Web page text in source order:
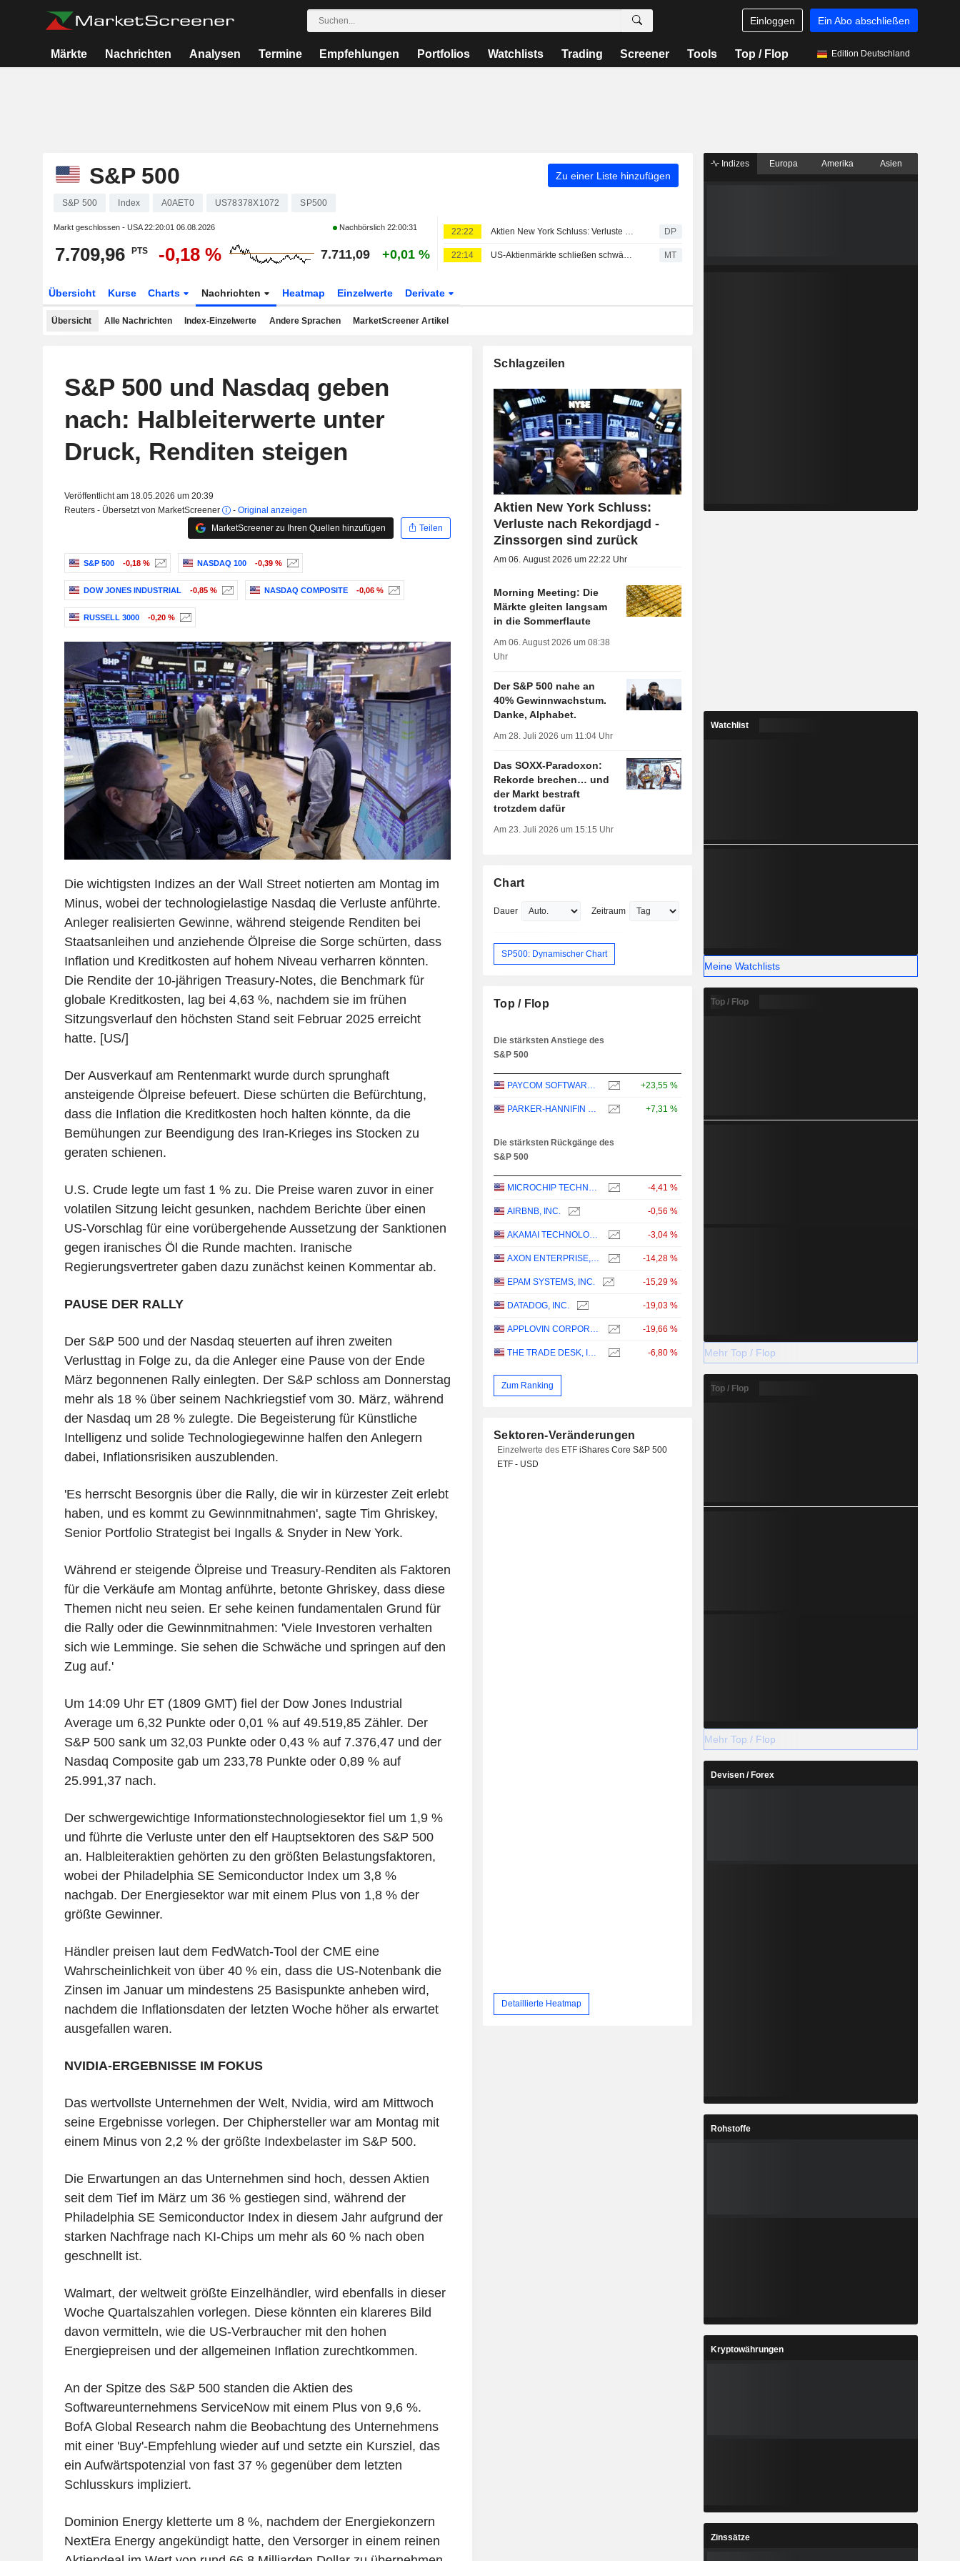
Einloggen Ein Abo abschließen
Märkte Nachrichten Analysen Termine Empfehlungen Portfolios Watchlists Trading Screener Tools Top / Flop Edition Deutschland
S&P 500 Zu einer Liste hinzufügen
S&P 500 Index A0AET0 US78378X1072 SP500
Markt geschlossen - USA22:20:01 06.08.2026 Nachbörslich22:00:31
7.709,96 PTS -0,18 % 7.711,09 +0,01 %
22:22 Aktien New York Schluss: Verluste nach Rekordjagd - Zinssorgen sind zurück DP
22:14 US-Aktienmärkte schließen schwächer, nachdem Rohölpreise und Renditen von Staatsanleihen erneut steigen MT
Übersicht Kurse Charts Nachrichten Heatmap Einzelwerte Derivate
Übersicht Alle Nachrichten Index-Einzelwerte Andere Sprachen MarketScreener Artikel
S&P 500 und Nasdaq geben
nach: Halbleiterwerte unter
Druck, Renditen steigen
Veröffentlicht am 18.05.2026 um 20:39
Reuters - Übersetzt von MarketScreener
- Original anzeigen
MarketScreener zu Ihren Quellen hinzufügen
Teilen
S&P 500 -0,18 % NASDAQ 100 -0,39 %
DOW JONES INDUSTRIAL -0,85 % NASDAQ COMPOSITE -0,06 %
RUSSELL 3000 -0,20 %
Die wichtigsten Indizes an der Wall Street notierten am Montag im
Minus, wobei der technologielastige Nasdaq die Verluste anführte.
Anleger realisierten Gewinne, während steigende Renditen bei
Staatsanleihen und anziehende Ölpreise die Sorge schürten, dass
Inflation und Kreditkosten auf hohem Niveau verharren könnten.
Die Rendite der 10-jährigen Treasury-Notes, die Benchmark für
globale Kreditkosten, lag bei 4,63 %, nachdem sie im frühen
Sitzungsverlauf den höchsten Stand seit Februar 2025 erreicht
hatte. [US/]
Der Ausverkauf am Rentenmarkt wurde durch sprunghaft
ansteigende Ölpreise befeuert. Diese schürten die Befürchtung,
dass die Inflation die Kreditkosten hoch halten könnte, da die
Bemühungen zur Beendigung des Iran-Krieges ins Stocken zu
geraten schienen.
U.S. Crude legte um fast 1 % zu. Die Preise waren zuvor in einer
volatilen Sitzung leicht gesunken, nachdem Berichte über einen
US-Vorschlag für eine vorübergehende Aussetzung der Sanktionen
gegen iranisches Öl die Runde machten. Iranische
Regierungsvertreter gaben dazu zunächst keinen Kommentar ab.
PAUSE DER RALLY
Der S&P 500 und der Nasdaq steuerten auf ihren zweiten
Verlusttag in Folge zu, da die Anleger eine Pause von der Ende
März begonnenen Rally einlegten. Der S&P schloss am Donnerstag
mehr als 18 % über seinem Nachkriegstief vom 30. März, während
der Nasdaq um 28 % zulegte. Die Begeisterung für Künstliche
Intelligenz und solide Technologiegewinne halfen den Anlegern
dabei, Inflationsrisiken auszublenden.
'Es herrscht Besorgnis über die Rally, die wir in kürzester Zeit erlebt
haben, und es kommt zu Gewinnmitnahmen', sagte Tim Ghriskey,
Senior Portfolio Strategist bei Ingalls & Snyder in New York.
Während er steigende Ölpreise und Treasury-Renditen als Faktoren
für die Verkäufe am Montag anführte, betonte Ghriskey, dass diese
Themen nicht neu seien. Er sehe keinen fundamentalen Grund für
die Rally oder die Gewinnmitnahmen: 'Viele Investoren verhalten
sich wie Lemminge. Sie sehen die Schwäche und springen auf den
Zug auf.'
Um 14:09 Uhr ET (1809 GMT) fiel der Dow Jones Industrial
Average um 6,32 Punkte oder 0,01 % auf 49.519,85 Zähler. Der
S&P 500 sank um 32,03 Punkte oder 0,43 % auf 7.376,47 und der
Nasdaq Composite gab um 233,78 Punkte oder 0,89 % auf
25.991,37 nach.
Der schwergewichtige Informationstechnologiesektor fiel um 1,9 %
und führte die Verluste unter den elf Hauptsektoren des S&P 500
an. Halbleiteraktien gehörten zu den größten Belastungsfaktoren,
wobei der Philadelphia SE Semiconductor Index um 3,8 %
nachgab. Der Energiesektor war mit einem Plus von 1,8 % der
größte Gewinner.
Händler preisen laut dem FedWatch-Tool der CME eine
Wahrscheinlichkeit von über 40 % ein, dass die US-Notenbank die
Zinsen im Januar um mindestens 25 Basispunkte anheben wird,
nachdem die Inflationsdaten der letzten Woche höher als erwartet
ausgefallen waren.
NVIDIA-ERGEBNISSE IM FOKUS
Das wertvollste Unternehmen der Welt, Nvidia, wird am Mittwoch
seine Ergebnisse vorlegen. Der Chiphersteller war am Montag mit
einem Minus von 2,2 % der größte Indexbelaster im S&P 500.
Die Erwartungen an das Unternehmen sind hoch, dessen Aktien
seit dem Tief im März um 36 % gestiegen sind, während der
Philadelphia SE Semiconductor Index in diesem Jahr aufgrund der
starken Nachfrage nach KI-Chips um mehr als 60 % nach oben
geschnellt ist.
Walmart, der weltweit größte Einzelhändler, wird ebenfalls in dieser
Woche Quartalszahlen vorlegen. Diese könnten ein klareres Bild
davon vermitteln, wie die US-Verbraucher mit den hohen
Energiepreisen und der allgemeinen Inflation zurechtkommen.
An der Spitze des S&P 500 standen die Aktien des
Softwareunternehmens ServiceNow mit einem Plus von 9,6 %.
BofA Global Research nahm die Beobachtung des Unternehmens
mit einer 'Buy'-Empfehlung wieder auf und setzte ein Kursziel, das
ein Aufwärtspotenzial von fast 37 % gegenüber dem letzten
Schlusskurs impliziert.
Dominion Energy kletterte um 8 %, nachdem der Energiekonzern
NextEra Energy angekündigt hatte, den Versorger in einem reinen
Schlagzeilen
Aktien New York Schluss:
Verluste nach Rekordjagd -
Zinssorgen sind zurück
Am 06. August 2026 um 22:22 Uhr
Morning Meeting: Die
Märkte gleiten langsam
in die Sommerflaute
Am 06. August 2026 um 08:38
Uhr
Der S&P 500 nahe an
40% Gewinnwachstum.
Danke, Alphabet.
Am 28. Juli 2026 um 11:04 Uhr
Das SOXX-Paradoxon:
Rekorde brechen… und
der Markt bestraft
trotzdem dafür
Am 23. Juli 2026 um 15:15 Uhr
Chart
Dauer Zeitraum
SP500: Dynamischer Chart
Top / Flop
Die stärksten Anstiege des
S&P 500
PAYCOM SOFTWARE, INC. +23,55 %
PARKER-HANNIFIN CORPORATION +7,31 %
Die stärksten Rückgänge des
S&P 500
MICROCHIP TECHNOLOGY INCORPORATED -4,41 %
AIRBNB, INC. -0,56 %
AKAMAI TECHNOLOGIES, INC. -3,04 %
AXON ENTERPRISE, INC. -14,28 %
EPAM SYSTEMS, INC. -15,29 %
DATADOG, INC. -19,03 %
APPLOVIN CORPORATION -19,66 %
THE TRADE DESK, INC. -6,80 %
Zum Ranking
Sektoren-Veränderungen
Einzelwerte des ETFiShares Core S&P 500
ETF - USD
Detaillierte Heatmap
Indizes Europa Amerika Asien
Watchlist
Meine Watchlists
Top / Flop
Mehr Top / Flop
Top / Flop
Mehr Top / Flop
Devisen / Forex
Rohstoffe
Kryptowährungen
Zinssätze